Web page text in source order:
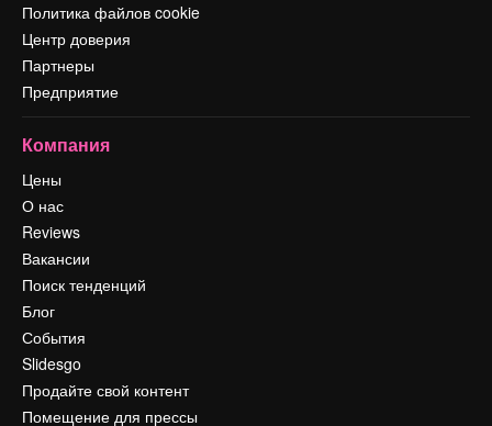
Политика файлов cookie
Центр доверия
Партнеры
Предприятие
Компания
Цены
О нас
Reviews
Вакансии
Поиск тенденций
Блог
События
Slidesgo
Продайте свой контент
Помещение для прессы